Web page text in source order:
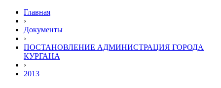
Главная
›
Документы
›
ПОСТАНОВЛЕНИЕ АДМИНИСТРАЦИЯ ГОРОДА
КУРГАНА
›
2013